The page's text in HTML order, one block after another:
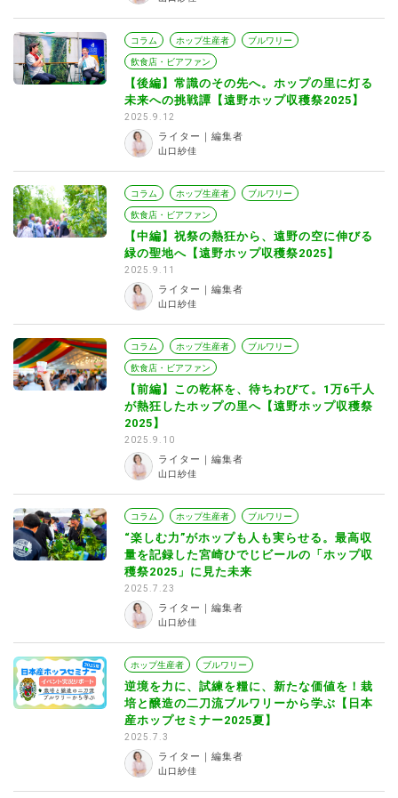
コラム ホップ生産者 ブルワリー
飲食店・ビアファン
【後編】常識のその先へ。ホップの里に灯る
未来への挑戦譚【遠野ホップ収穫祭2025】
2025.9.12
ライター｜編集者
山口紗佳
コラム ホップ生産者 ブルワリー
飲食店・ビアファン
【中編】祝祭の熱狂から、遠野の空に伸びる
緑の聖地へ【遠野ホップ収穫祭2025】
2025.9.11
ライター｜編集者
山口紗佳
コラム ホップ生産者 ブルワリー
飲食店・ビアファン
【前編】この乾杯を、待ちわびて。1万6千人
が熱狂したホップの里へ【遠野ホップ収穫祭
2025】
2025.9.10
ライター｜編集者
山口紗佳
コラム ホップ生産者 ブルワリー
“楽しむ力”がホップも人も実らせる。最高収
量を記録した宮崎ひでじビールの「ホップ収
穫祭2025」に見た未来
2025.7.23
ライター｜編集者
山口紗佳
ホップ生産者 ブルワリー
逆境を力に、試練を糧に、新たな価値を！栽
培と醸造の二刀流ブルワリーから学ぶ【日本
産ホップセミナー2025夏】
2025.7.3
ライター｜編集者
山口紗佳